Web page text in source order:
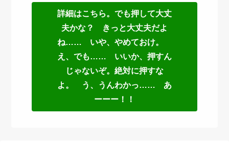
詳細はこちら。でも押して大丈
夫かな？ きっと大丈夫だよ
ね…… いや、やめておけ。
え、でも…… いいか、押すん
じゃないぞ。絶対に押すな
よ。 う、うんわかっ…… あ
ーーー！！